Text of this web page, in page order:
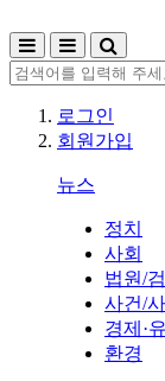
로그인
회원가입
뉴스
정치
사회
법원/
사건/
경제·
환경